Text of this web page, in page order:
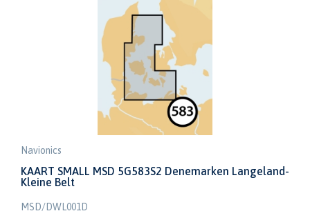
Navionics
KAART SMALL MSD 5G583S2 Denemarken Langeland-
Kleine Belt
MSD/DWL001D